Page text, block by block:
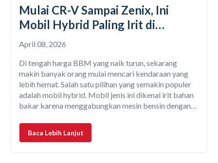
Mulai CR-V Sampai Zenix, Ini
Mobil Hybrid Paling Irit di
Indonesia
April 08, 2026
Di tengah harga BBM yang naik turun, sekarang
makin banyak orang mulai mencari kendaraan yang
lebih hemat. Salah satu pilihan yang semakin populer
adalah mobil hybrid. Mobil jenis ini dikenal irit bahan
bakar karena menggabungkan mesin bensin dengan
efisien dibandingkan mobil konvensional. Nah,
biasanya pertanyaan yang sering
Baca Lebih Lanjut